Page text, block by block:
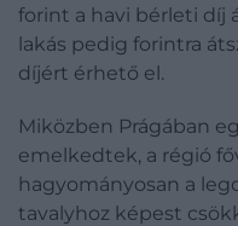
forint a havi bérleti díj
lakás pedig forintra
díjért érhető el.
Miközben Prágában
emelkedtek, a régió
hagyományosan a
tavalyhoz képest